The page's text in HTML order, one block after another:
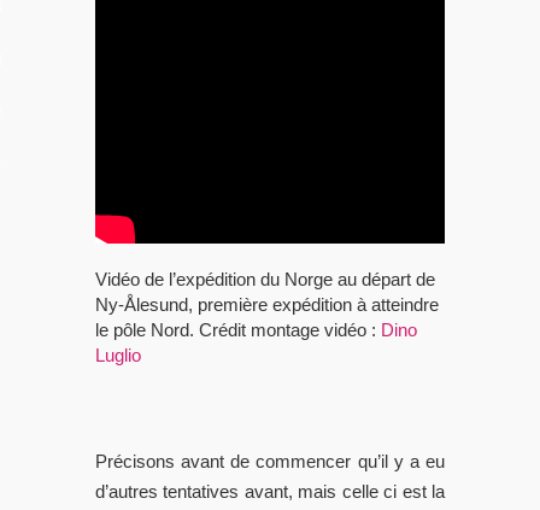
Vidéo de l’expédition du Norge au départ de
Ny-Ålesund, première expédition à atteindre
le pôle Nord. Crédit montage vidéo : Dino
Luglio
Précisons avant de commencer qu’il y a eu
d’autres tentatives avant, mais celle ci est la